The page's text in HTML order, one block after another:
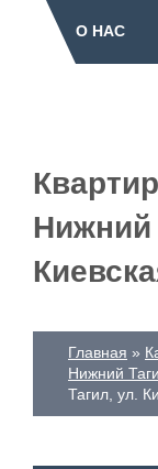
О НАС
Нижний
Главная
Нижний
Тагил, ул.